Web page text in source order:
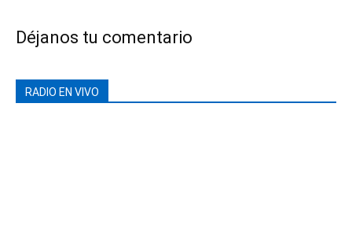
Déjanos tu comentario
RADIO EN VIVO